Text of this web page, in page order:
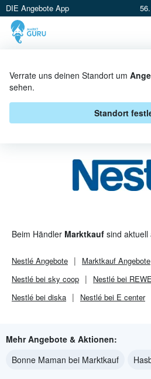
DIE Angebote App
Verrate uns deinen Standort um
sehen.
Standort
NESTLÉ BEI
ANGEBOTE &
Beim Händler Marktkauf sind aktuell
Nestlé Angebote Marktkauf Angebote
Nestlé bei sky coop
Nestlé bei
Nestlé bei diska
Nestlé bei E center
Mehr Angebote & Aktionen:
Bonne Maman bei Marktkauf